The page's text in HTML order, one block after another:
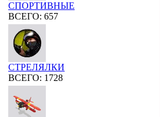
СПОРТИВНЫЕ
ВСЕГО: 657
СТРЕЛЯЛКИ
ВСЕГО: 1728